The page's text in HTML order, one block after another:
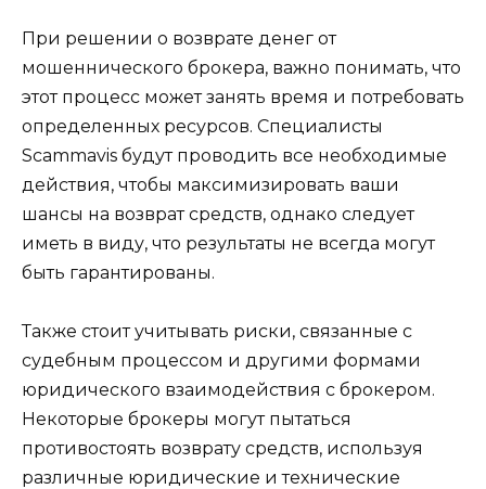
При решении о возврате денег от
мошеннического брокера, важно понимать, что
этот процесс может занять время и потребовать
определенных ресурсов. Специалисты
Scammavis будут проводить все необходимые
действия, чтобы максимизировать ваши
шансы на возврат средств, однако следует
иметь в виду, что результаты не всегда могут
быть гарантированы.
Также стоит учитывать риски, связанные с
судебным процессом и другими формами
юридического взаимодействия с брокером.
Некоторые брокеры могут пытаться
противостоять возврату средств, используя
различные юридические и технические